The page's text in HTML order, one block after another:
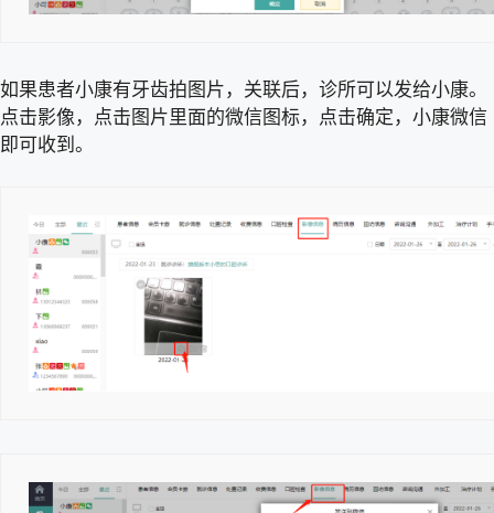
如果患者小康有牙齿拍图片，关联后，诊所可以发给小康。
点击影像，点击图片里面的微信图标，点击确定，小康微信
即可收到。